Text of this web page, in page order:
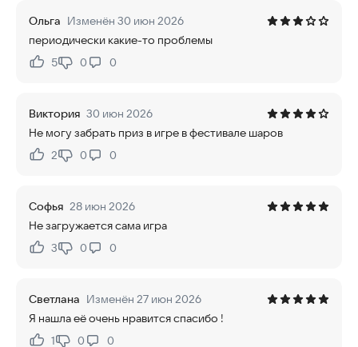
Ольга Изменён 30 июн 2026
периодически какие-то проблемы
Нравится:
5Не нравится:
0 0
Виктория 30 июн 2026
Не могу забрать приз в игре в фестивале шаров
Нравится:
2Не нравится:
0 0
Софья 28 июн 2026
Не загружается сама игра
Нравится:
3Не нравится:
0 0
Светлана Изменён 27 июн 2026
Я нашла её очень нравится спасибо !
1 0 0